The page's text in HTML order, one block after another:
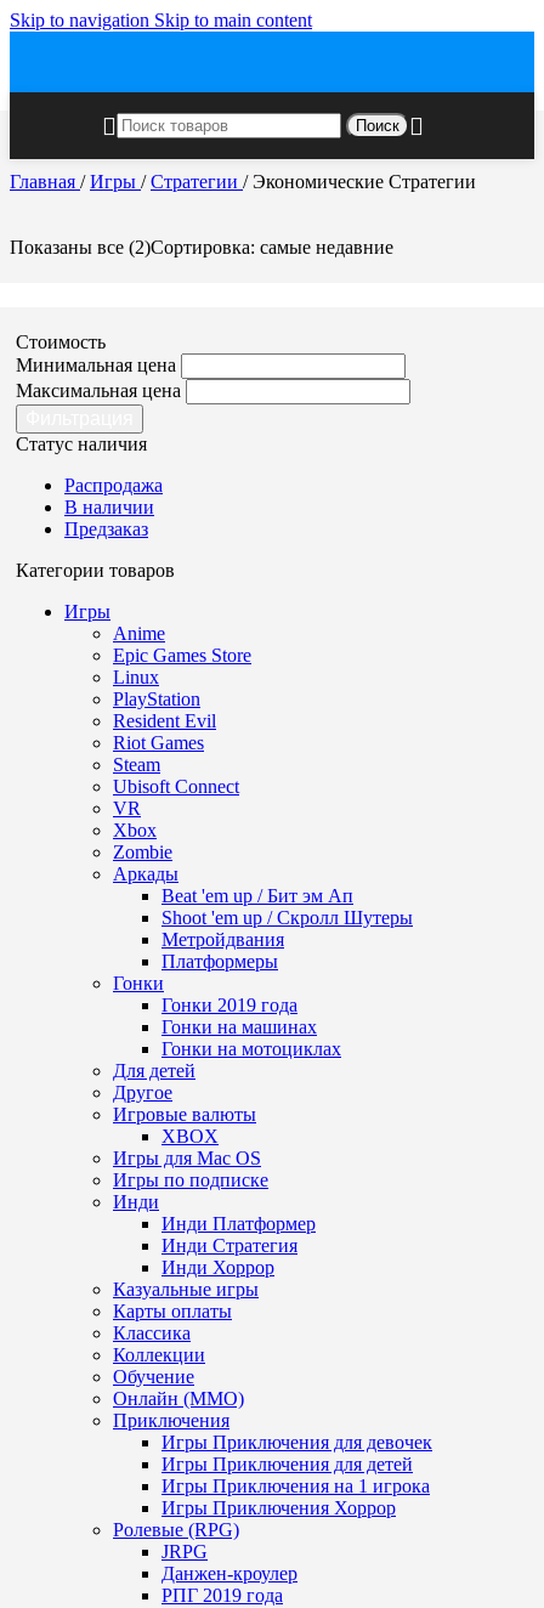
Skip to navigation Skip to main content
Поиск
Главная / Игры / Стратегии / Экономические Стратегии
Показаны все (2)Сортировка: самые недавние
Стоимость
Минимальная цена
Максимальная цена
Статус наличия
Распродажа
В наличии
Предзаказ
Категории товаров
Игры
Anime
Epic Games Store
Linux
PlayStation
Resident Evil
Riot Games
Steam
Ubisoft Connect
VR
Xbox
Zombie
Аркады
Beat 'em up / Бит эм Ап
Shoot 'em up / Скролл Шутеры
Метройдвания
Платформеры
Гонки
Гонки 2019 года
Гонки на машинах
Гонки на мотоциклах
Для детей
Другое
Игровые валюты
XBOX
Игры для Mac OS
Игры по подписке
Инди
Инди Платформер
Инди Стратегия
Инди Хоррор
Казуальные игры
Карты оплаты
Классика
Коллекции
Обучение
Онлайн (MMO)
Приключения
Игры Приключения для девочек
Игры Приключения для детей
Игры Приключения на 1 игрока
Игры Приключения Хоррор
Ролевые (RPG)
JRPG
Данжен-кроулер
РПГ 2019 года